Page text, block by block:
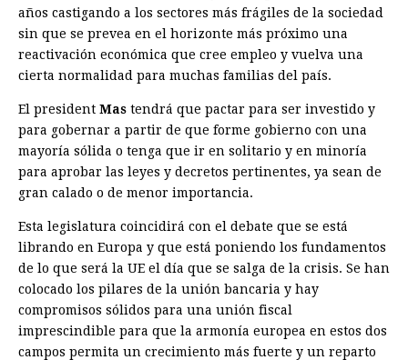
años castigando a los sectores más frágiles de la sociedad
sin que se prevea en el horizonte más próximo una
reactivación económica que cree empleo y vuelva una
cierta normalidad para muchas familias del país.
El president Mas tendrá que pactar para ser investido y
para gobernar a partir de que forme gobierno con una
mayoría sólida o tenga que ir en solitario y en minoría
para aprobar las leyes y decretos pertinentes, ya sean de
gran calado o de menor importancia.
Esta legislatura coincidirá con el debate que se está
librando en Europa y que está poniendo los fundamentos
de lo que será la UE el día que se salga de la crisis. Se han
colocado los pilares de la unión bancaria y hay
compromisos sólidos para una unión fiscal
imprescindible para que la armonía europea en estos dos
campos permita un crecimiento más fuerte y un reparto